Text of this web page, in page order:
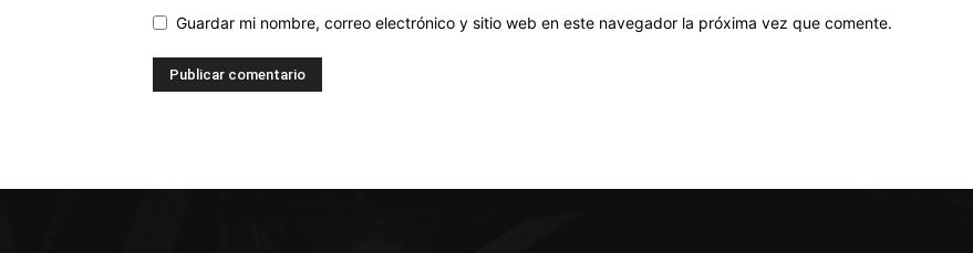
Guardar mi nombre, correo electrónico y sitio web en este navegador la próxima vez que comente.